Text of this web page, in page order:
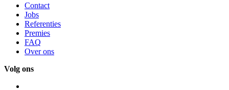
Contact
Jobs
Referenties
Premies
FAQ
Over ons
Volg ons